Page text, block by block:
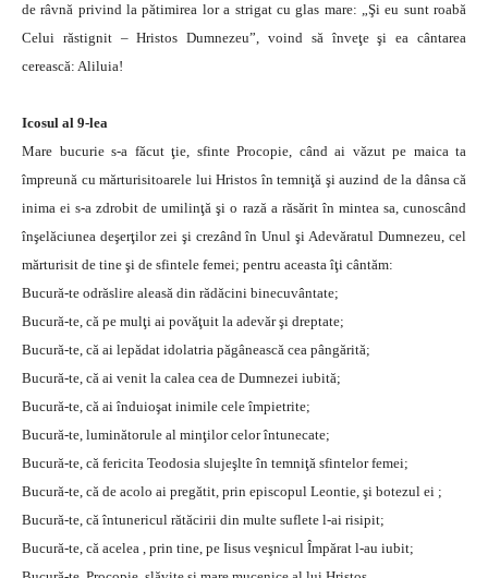
de râvnă privind la pătimirea lor a strigat cu glas mare: „Şi eu sunt roabă
Celui răstignit – Hristos Dumnezeu”, voind să înveţe şi ea cântarea
cerească: Aliluia!
Icosul al 9-lea
Mare bucurie s-a făcut ţie, sfinte Procopie, când ai văzut pe maica ta
împreună cu mărturisitoarele lui Hristos în temniţă şi auzind de la dânsa că
inima ei s-a zdrobit de umilinţă şi o rază a răsărit în mintea sa, cunoscând
înşelăciunea deşerţilor zei şi crezând în Unul şi Adevăratul Dumnezeu, cel
mărturisit de tine şi de sfintele femei; pentru aceasta îţi cântăm:
Bucură-te odrăslire aleasă din rădăcini binecuvântate;
Bucură-te, că pe mulţi ai povăţuit la adevăr şi dreptate;
Bucură-te, că ai lepădat idolatria păgânească cea pângărită;
Bucură-te, că ai venit la calea cea de Dumnezei iubită;
Bucură-te, că ai înduioşat inimile cele împietrite;
Bucură-te, luminătorule al minţilor celor întunecate;
Bucură-te, că fericita Teodosia slujeşlte în temniţă sfintelor femei;
Bucură-te, că de acolo ai pregătit, prin episcopul Leontie, şi botezul ei ;
Bucură-te, că întunericul rătăcirii din multe suflete l-ai risipit;
Bucură-te, că acelea , prin tine, pe Iisus veşnicul Împărat l-au iubit;